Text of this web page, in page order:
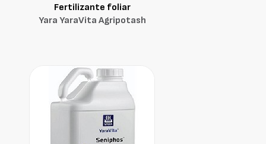
Fertilizante foliar
Yara YaraVita Agripotash